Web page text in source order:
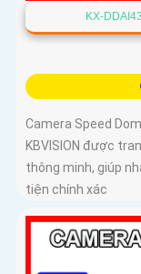
KX-
Camera Speed
KBVISION được
thông minh, giúp
tiện chính xác